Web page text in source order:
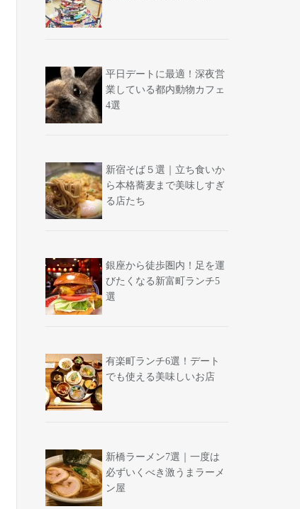
平日デートに最適！深夜営
業している都内動物カフェ
4選
新宿そば５選｜立ち食いか
ら本格蕎麦まで美味しすぎ
る店たち
銀座から徒歩圏内！足を運
びたくなる新富町ランチ5
選
有楽町ランチ6選！デート
でも使える美味しいお店
新橋ラーメン7選｜一度は
必ずいくべき激うまラーメ
ン屋